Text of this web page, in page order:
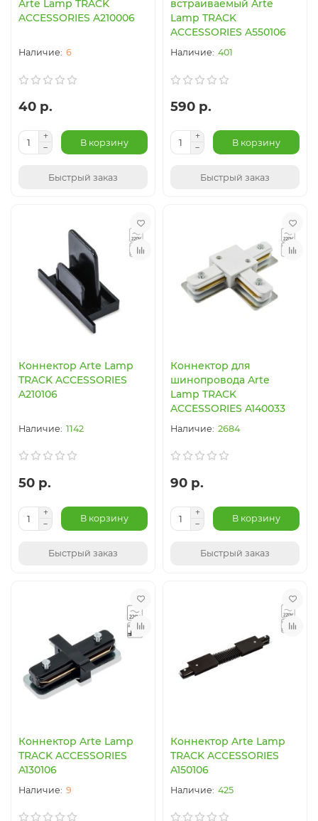
Arte Lamp TRACK
ACCESSORIES A210006
6
40 р.
В корзину
Быстрый заказ
встраиваемый Arte
Lamp TRACK
ACCESSORIES A550106
401
590 р.
В корзину
Быстрый заказ
Коннектор Arte Lamp
TRACK ACCESSORIES
A210106
1142
50 р.
В корзину
Быстрый заказ
Коннектор для
шинопровода Arte
Lamp TRACK
ACCESSORIES A140033
2684
90 р.
В корзину
Быстрый заказ
Коннектор Arte Lamp
TRACK ACCESSORIES
A130106
9
Коннектор Arte Lamp
TRACK ACCESSORIES
A150106
425